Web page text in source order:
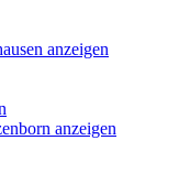
anzeigen
anzeigen